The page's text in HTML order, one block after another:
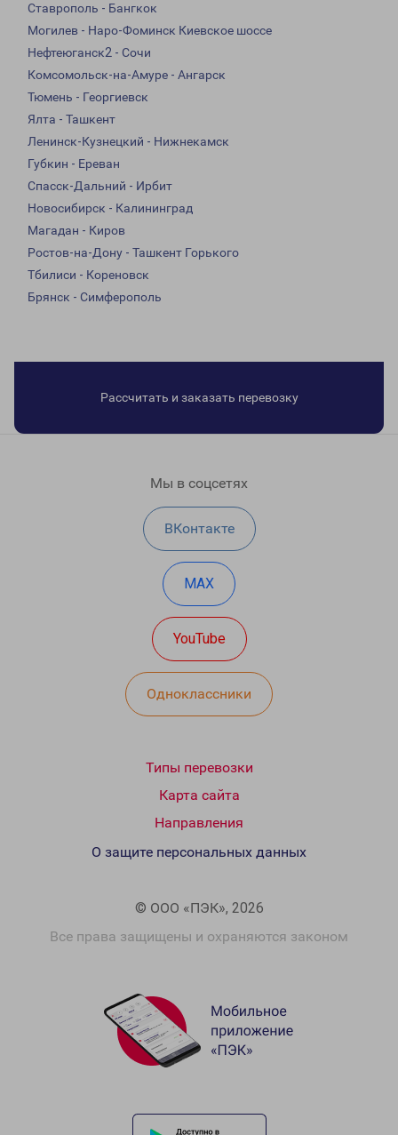
Ставрополь - Бангкок
Могилев - Наро-Фоминск Киевское шоссе
Нефтеюганск2 - Сочи
Комсомольск-на-Амуре - Ангарск
Тюмень - Георгиевск
Ялта - Ташкент
Ленинск-Кузнецкий - Нижнекамск
Губкин - Ереван
Спасск-Дальний - Ирбит
Новосибирск - Калининград
Магадан - Киров
Ростов-на-Дону - Ташкент Горького
Тбилиси - Кореновск
Брянск - Симферополь
Рассчитать и заказать перевозку
Мы в соцсетях
ВКонтакте
MAX
YouTube
Одноклассники
Типы перевозки
Карта сайта
Направления
© ООО «ПЭК», 2026
Все права защищены и охраняются законом
О защите персональных данных